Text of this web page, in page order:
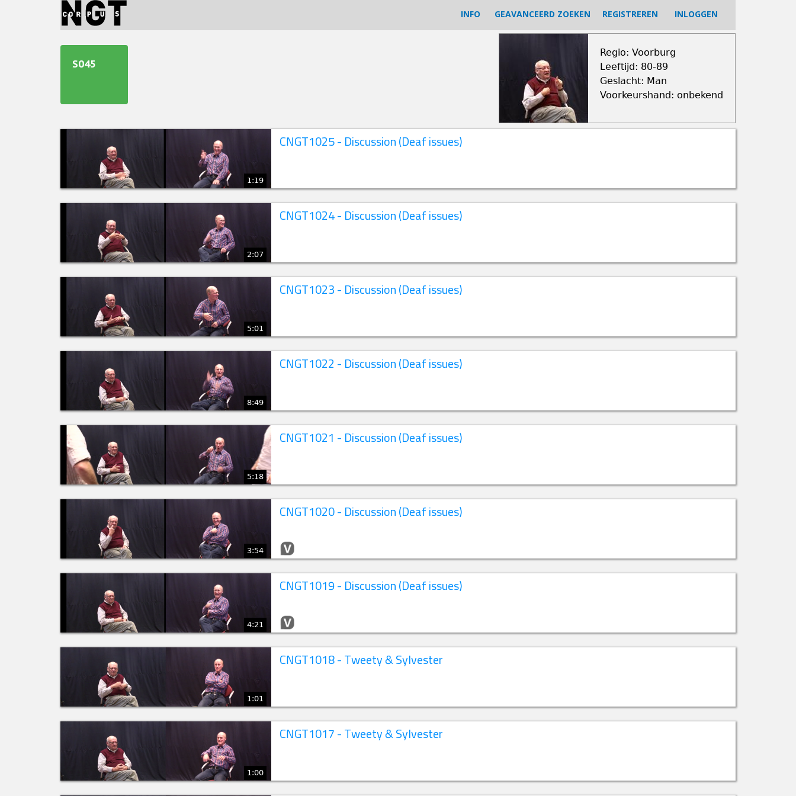
INFO GEAVANCEERD ZOEKEN REGISTREREN INLOGGEN
topS045
Regio: Voorburg
Leeftijd: 80-89
Geslacht: Man
Voorkeurshand: onbekend
1:19
CNGT1025 - Discussion (Deaf issues)
2:07
CNGT1024 - Discussion (Deaf issues)
5:01
CNGT1023 - Discussion (Deaf issues)
8:49
CNGT1022 - Discussion (Deaf issues)
5:18
CNGT1021 - Discussion (Deaf issues)
3:54
CNGT1020 - Discussion (Deaf issues)
4:21
CNGT1019 - Discussion (Deaf issues)
1:01
CNGT1018 - Tweety & Sylvester
1:00
CNGT1017 - Tweety & Sylvester